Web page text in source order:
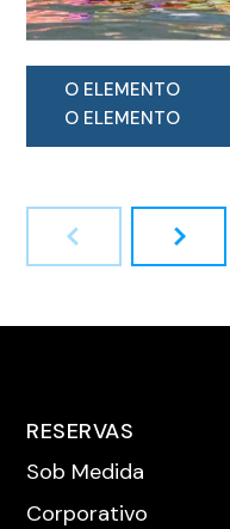
O ELEMENTO
O ELEMENTO
Passeio de
e mountain bike ...
RESERVAS
Sob Medida
Corporativo